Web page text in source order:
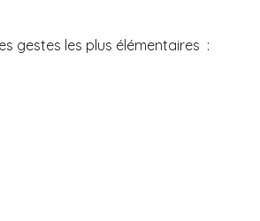
gestes les plus élémentaires :